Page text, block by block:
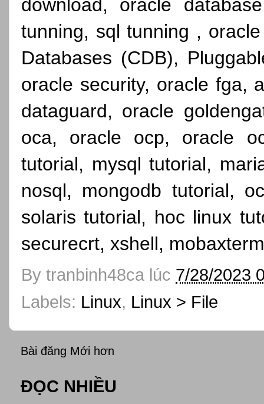
download, oracle
tunning, sql tunning ,
Databases (CDB),
oracle security, oracle fga,
dataguard, oracle
oca, oracle ocp, oracle
tutorial, mysql tutorial,
nosql, mongodb tutorial,
solaris tutorial, hoc linux
securecrt, xshell,
By tranbinh48ca lúc 7/28/2023
Labels: Linux, Linux > File
Bài đăng Mới hơn
ĐỌC NHIỀU